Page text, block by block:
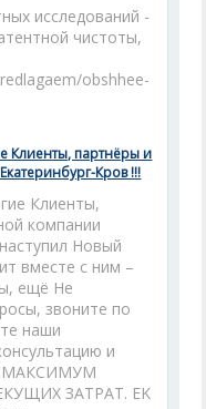
исследований -
чистоты,
obshhee-
Клиенты, партнёры и
Кров !!!
Клиенты,
компании
Новый
вместе с ним –
ещё Не
звоните по
наши
и
МАКСИМУМ
ЗАТРАТ. ЕK